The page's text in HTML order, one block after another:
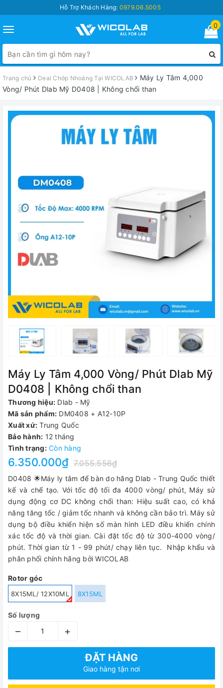
Hỗ Trợ Khách Hàng: 0979.06.5005
Toggle
navigation
0
Trang chủ Deal Chớp Nhoáng Tại WICOLAB
Máy Ly Tâm 4,000
Vòng/ Phút Dlab Mỹ D0408 | Không chổi than
Máy Ly Tâm 4,000 Vòng/ Phút Dlab Mỹ
D0408 | Không chổi than
Thương hiệu: Dlab - Mỹ
Mã sản phẩm: DM0408 + A12-10P
Xuất xứ: Trung Quốc
Bảo hành: 12 tháng
Tình trạng: Còn hàng
6.350.000₫ 7.055.556₫
D0408 🌟Máy ly tâm để bàn do hãng Dlab - Trung Quốc thiết
kế và chế tạo. Với tốc độ tối đa 4000 vòng/ phút, Máy sử
dụng động cơ DC không chổi than: Hiệu suất cao, có khả
năng tăng tốc / giảm tốc nhanh và không cần bảo trì. Máy sử
dụng bộ điều khiển hiện số màn hình LED điều khiển chính
xác tốc độ và thời gian. Cài đặt tốc độ từ 300-4000 vòng/
phút. Thời gian từ 1 - 99 phút/ chạy liên tục. Nhập khẩu và
phân phối chính hãng bởi WICOLAB
Rotor góc
8X15ML/ 12X10ML 8X15ML
Số lượng
– +
ĐẶT HÀNG
Giao hàng tận nơi